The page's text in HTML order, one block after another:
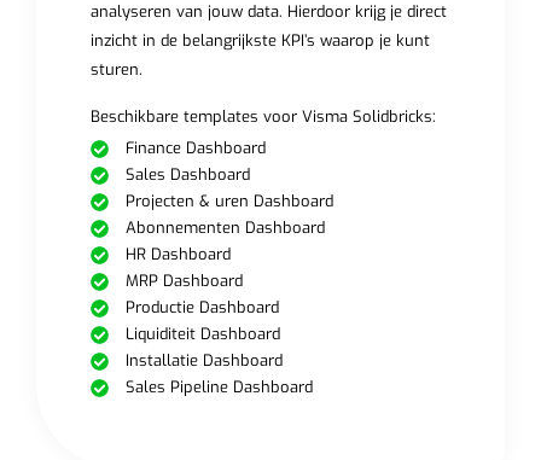
analyseren van jouw data. Hierdoor krijg je direct
inzicht in de belangrijkste KPI’s waarop je kunt
sturen.
Beschikbare templates voor Visma Solidbricks:
Finance Dashboard
Sales Dashboard
Projecten & uren Dashboard
Abonnementen Dashboard
HR Dashboard
MRP Dashboard
Productie Dashboard
Liquiditeit Dashboard
Installatie Dashboard
Sales Pipeline Dashboard